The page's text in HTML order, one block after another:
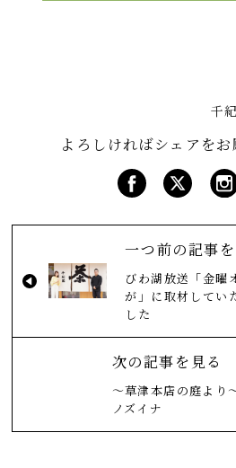
千
よろしければシェアをお
一つ前の記事
びわ湖放送「金曜
が」に取材してい
した
次の記事を見る
～草津本店の庭より
ノズイナ